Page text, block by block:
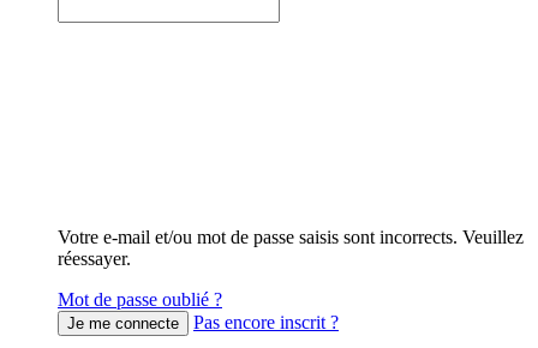
Votre e-mail et/ou mot de passe saisis sont incorrects. Veuillez
réessayer.
Mot de passe oublié ?
Pas encore inscrit ?